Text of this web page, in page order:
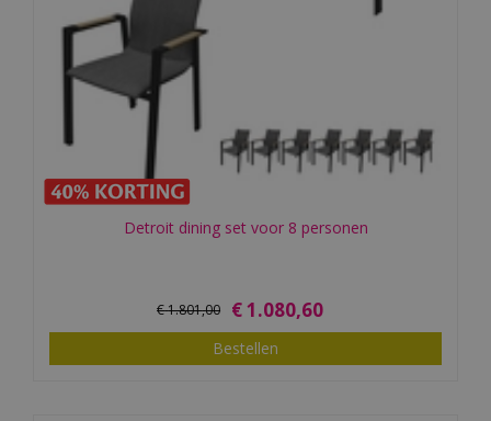
Detroit dining set voor 8 personen
€1.801,00 €1.080,60
Bestellen